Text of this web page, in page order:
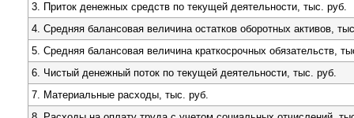
3. Приток денежных средств по текущей деятельности, тыс. руб.
4. Средняя балансовая величина остатков оборотных активов,
5. Средняя балансовая величина краткосрочных обязательств,
6. Чистый денежный поток по текущей деятельности, тыс. руб.
7. Материальные расходы, тыс. руб.